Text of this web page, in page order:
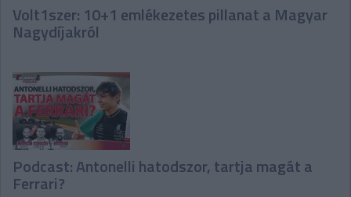
Volt1szer: 10+1 emlékezetes pillanat a Magyar
Nagydíjakról
Podcast: Antonelli hatodszor, tartja magát a
Ferrari?